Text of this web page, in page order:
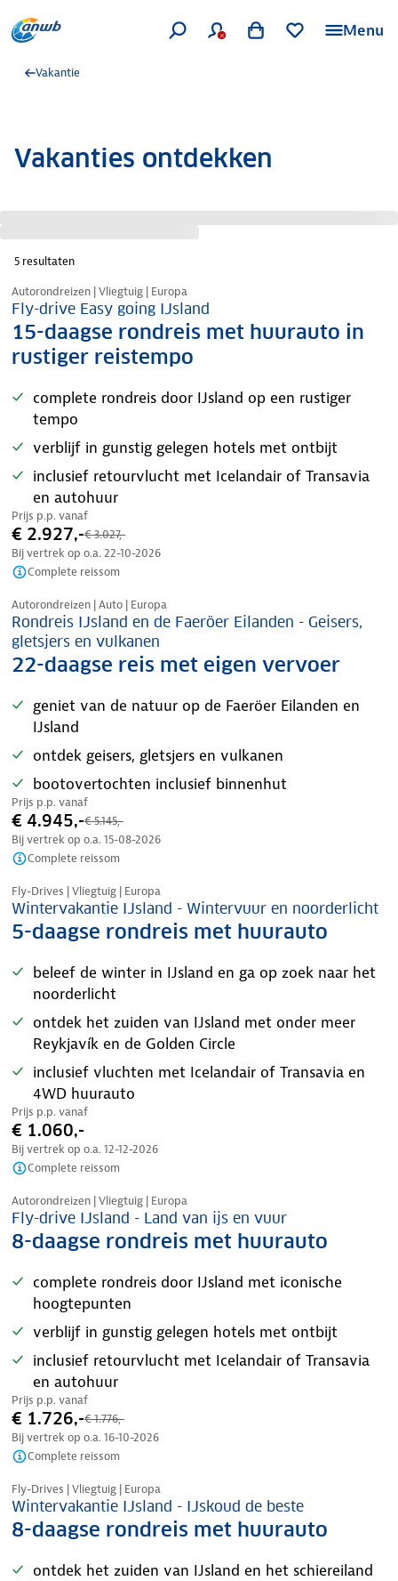
Menu
Vakantie
Vakanties ontdekken
5 resultaten
Nazomer korting
Autorondreizen | Vliegtuig | Europa
Fly-drive Easy going IJsland
15-daagse rondreis met huurauto in
rustiger reistempo
complete rondreis door IJsland op een rustiger
tempo
verblijf in gunstig gelegen hotels met ontbijt
inclusief retourvlucht met Icelandair of Transavia
en autohuur
Prijs p.p. vanaf
€ 2.927,-€ 3.027,-
Bij vertrek op o.a. 22-10-2026
Complete reissom
Nazomer korting
Autorondreizen | Auto | Europa
Rondreis IJsland en de Faeröer Eilanden - Geisers,
gletsjers en vulkanen
22-daagse reis met eigen vervoer
geniet van de natuur op de Faeröer Eilanden en
IJsland
ontdek geisers, gletsjers en vulkanen
bootovertochten inclusief binnenhut
Prijs p.p. vanaf
€ 4.945,-€ 5.145,-
Bij vertrek op o.a. 15-08-2026
Complete reissom
Nazomer korting
Fly-Drives | Vliegtuig | Europa
Wintervakantie IJsland - Wintervuur en noorderlicht
5-daagse rondreis met huurauto
beleef de winter in IJsland en ga op zoek naar het
noorderlicht
ontdek het zuiden van IJsland met onder meer
Reykjavík en de Golden Circle
inclusief vluchten met Icelandair of Transavia en
4WD huurauto
Prijs p.p. vanaf
€ 1.060,-
Bij vertrek op o.a. 12-12-2026
Complete reissom
Nazomer korting
Autorondreizen | Vliegtuig | Europa
Fly-drive IJsland - Land van ijs en vuur
8-daagse rondreis met huurauto
complete rondreis door IJsland met iconische
hoogtepunten
verblijf in gunstig gelegen hotels met ontbijt
inclusief retourvlucht met Icelandair of Transavia
en autohuur
Prijs p.p. vanaf
€ 1.726,-€ 1.776,-
Bij vertrek op o.a. 16-10-2026
Complete reissom
Nazomer korting
Fly-Drives | Vliegtuig | Europa
Wintervakantie IJsland - IJskoud de beste
8-daagse rondreis met huurauto
ontdek het zuiden van IJsland en het schiereiland